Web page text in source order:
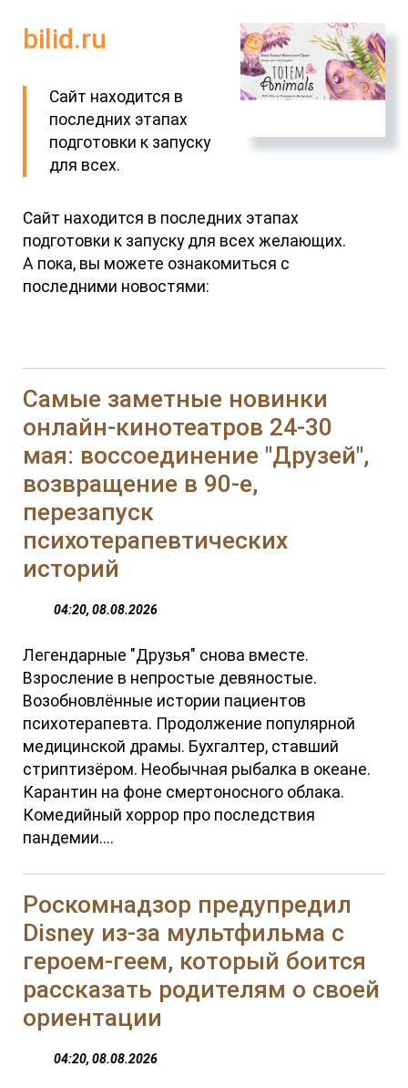
bilid.ru
Сайт находится в
последних этапах
подготовки к запуску
для всех.
Сайт находится в последних этапах
подготовки к запуску для всех желающих.
А пока, вы можете ознакомиться с
последними новостями:
Самые заметные новинки
онлайн-кинотеатров 24-30
мая: воссоединение "Друзей",
возвращение в 90-е,
перезапуск
психотерапевтических
историй
04:20, 08.08.2026
Легендарные "Друзья" снова вместе.
Взросление в непростые девяностые.
Возобновлённые истории пациентов
психотерапевта. Продолжение популярной
медицинской драмы. Бухгалтер, ставший
стриптизёром. Необычная рыбалка в океане.
Карантин на фоне смертоносного облака.
Комедийный хоррор про последствия
пандемии....
Роскомнадзор предупредил
Disney из-за мультфильма c
героем-геем, который боится
рассказать родителям о своей
ориентации
04:20, 08.08.2026